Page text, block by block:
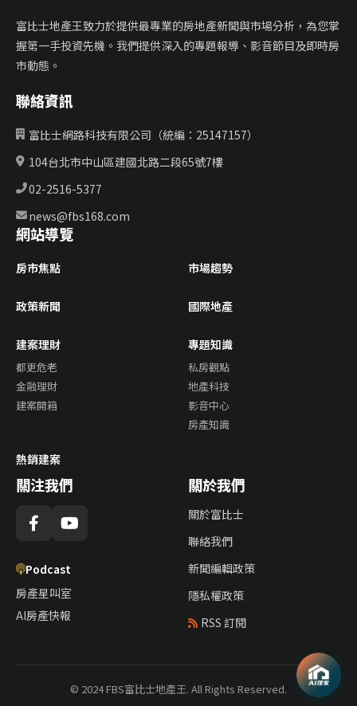
富比士地產王致力於提供最專業的房地產新聞與市場分析，為您掌
握第一手投資先機。我們提供深入的專題報導、影音節目及即時房
市動態。
聯絡資訊
富比士網路科技有限公司（統編：25147157）
104台北市中山區建國北路二段65號7樓
02-2516-5377
news@fbs168.com
網站導覽
房市焦點 市場趨勢
政策新聞 國際地產
建案理財
都更危老
金融理財
建案開箱
專題知識
私房觀點
地產科技
影音中心
房產知識
熱銷建案
關注我們
Podcast
房產星叫室
AI房產快報
關於我們
關於富比士
聯絡我們
新聞編輯政策
隱私權政策
RSS 訂閱
© 2024 FBS富比士地產王. All Rights Reserved.